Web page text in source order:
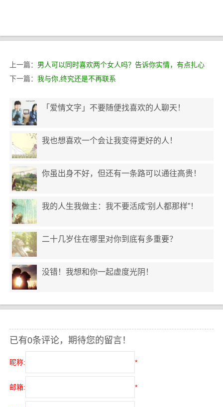
上一篇： 男人可以同时喜欢两个女人吗？告诉你实情，有点扎心
下一篇： 我与你,终究还是不再联系
「爱情文字」不要随便找喜欢的人聊天！
我也想喜欢一个会让我变得更好的人！
你虽出身不好，但还有一条路可以通往高贵！
我的人生我做主：我不要活成“别人都那样”！
二十几岁住在哪里对你到底有多重要？
没错！我想和你一起虚度光阴！
已有0条评论，期待您的留言！
昵称: *
邮箱: *